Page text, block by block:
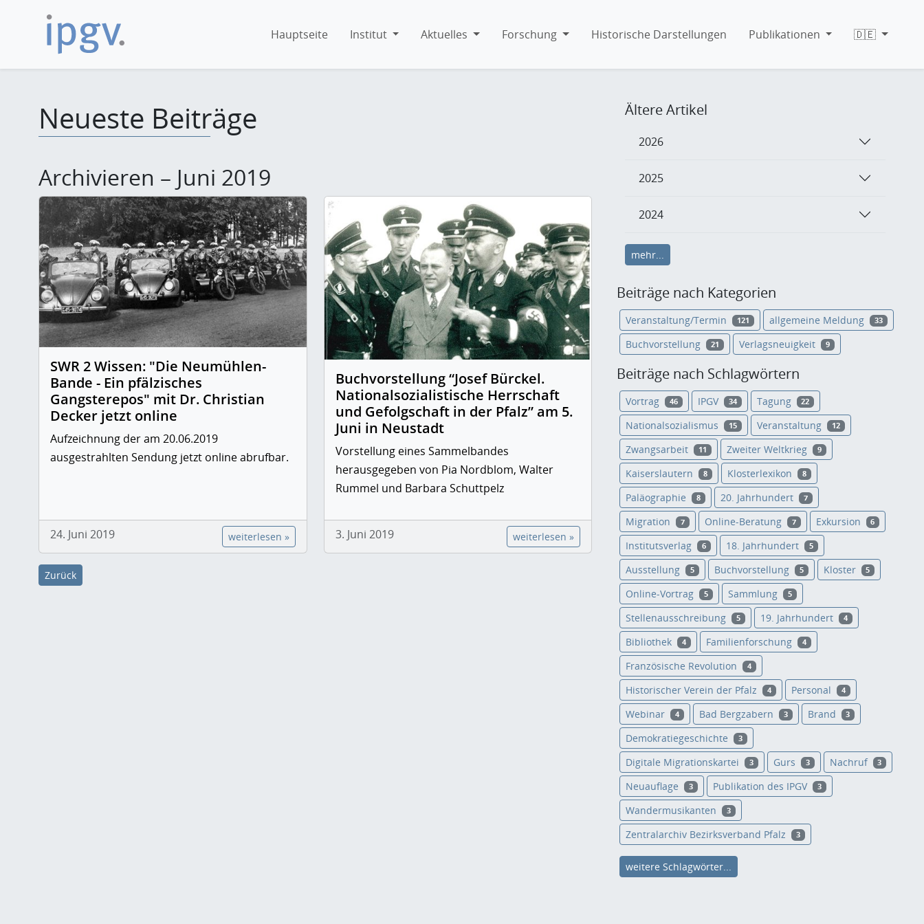
Hauptseite Institut Aktuelles Forschung Historische Darstellungen Publikationen 🇩🇪
Neueste Beiträge
Archivieren – Juni 2019
SWR 2 Wissen: "Die Neumühlen-
Bande - Ein pfälzisches
Gangsterepos" mit Dr. Christian
Decker jetzt online
Aufzeichnung der am 20.06.2019
ausgestrahlten Sendung jetzt online abrufbar.
24. Juni 2019 weiterlesen »
Buchvorstellung “Josef Bürckel.
Nationalsozialistische Herrschaft
und Gefolgschaft in der Pfalz” am 5.
Juni in Neustadt
Vorstellung eines Sammelbandes
herausgegeben von Pia Nordblom, Walter
Rummel und Barbara Schuttpelz
3. Juni 2019 weiterlesen »
Zurück
Ältere Artikel
2026
2025
2024
mehr...
Beiträge nach Kategorien
Veranstaltung/Termin 121 allgemeine Meldung 33
Buchvorstellung 21 Verlagsneuigkeit 9
Beiträge nach Schlagwörtern
Vortrag 46 IPGV 34 Tagung 22
Nationalsozialismus 15 Veranstaltung 12
Zwangsarbeit 11 Zweiter Weltkrieg 9
Kaiserslautern 8 Klosterlexikon 8
Paläographie 8 20. Jahrhundert 7
Migration 7 Online-Beratung 7 Exkursion 6
Institutsverlag 6 18. Jahrhundert 5
Ausstellung 5 Buchvorstellung 5 Kloster 5
Online-Vortrag 5 Sammlung 5
Stellenausschreibung 5 19. Jahrhundert 4
Bibliothek 4 Familienforschung 4
Französische Revolution 4
Historischer Verein der Pfalz 4 Personal 4
Webinar 4 Bad Bergzabern 3 Brand 3
Demokratiegeschichte 3
Digitale Migrationskartei 3 Gurs 3 Nachruf 3
Neuauflage 3 Publikation des IPGV 3
Wandermusikanten 3
Zentralarchiv Bezirksverband Pfalz 3
weitere Schlagwörter...